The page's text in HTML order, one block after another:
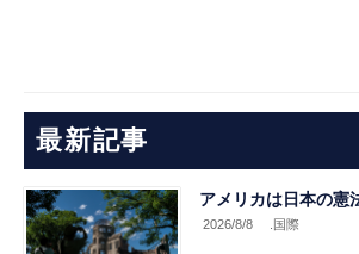
最新記事
アメリカは日本の憲
2026/8/8 .国際